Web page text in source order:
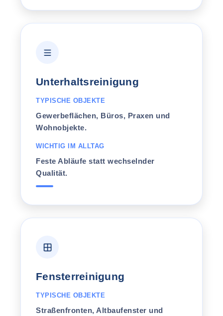
Unterhaltsreinigung
TYPISCHE OBJEKTE
Gewerbeflächen, Büros, Praxen und
Wohnobjekte.
WICHTIG IM ALLTAG
Feste Abläufe statt wechselnder
Qualität.
Fensterreinigung
TYPISCHE OBJEKTE
Straßenfronten, Altbaufenster und